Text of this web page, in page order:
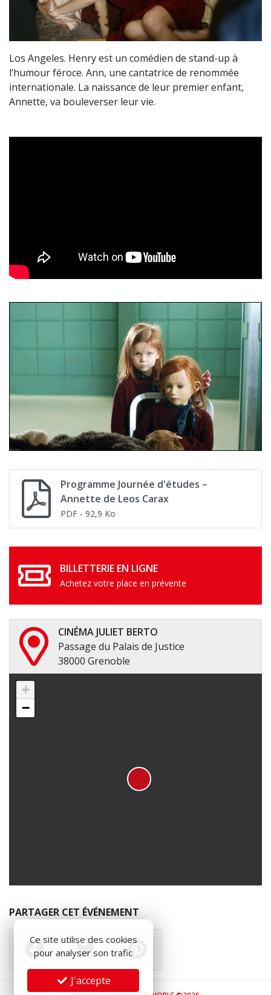
Los Angeles. Henry est un comédien de stand-up à
l’humour féroce. Ann, une cantatrice de renommée
internationale. La naissance de leur premier enfant,
Annette, va bouleverser leur vie.
Programme Journée d'études –
Annette de Leos Carax
PDF - 92,9 Ko
BILLETTERIE EN LIGNE
Achetez votre place en prévente
CINÉMA JULIET BERTO
Passage du Palais de Justice
38000 Grenoble
+
−
PARTAGER CET ÉVÉNEMENT
Ce site utilise des cookies
pour analyser son trafic
J'accepte